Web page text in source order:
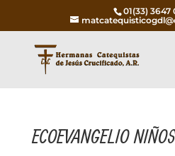
01(33) 3647
ECOEVANGELIO